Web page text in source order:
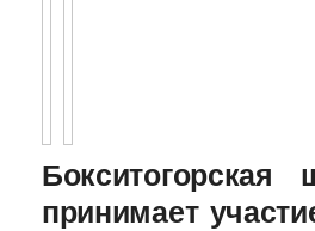
принимает